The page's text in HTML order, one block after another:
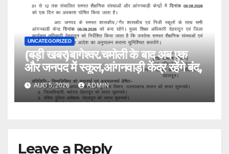
UNCATEGORIZED
(बड़ी खबर)बागेश्वर.चमोली के बाद अब एक
और जनपद में स्कूल,आंगनवाड़ी केंद्र रहेंगे बंद,
AUG 5, 2026 ADMIN
Leave a Reply